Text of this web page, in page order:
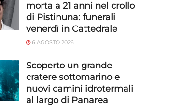
morta a 21 anni nel crollo
di Pistinuna: funerali
venerdì in Cattedrale
6 AGOSTO 2026
Scoperto un grande
cratere sottomarino e
nuovi camini idrotermali
al largo di Panarea